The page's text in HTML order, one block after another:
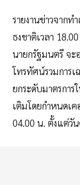
รายงานข่าวจากท
ธงชาติเวลา
นายกรัฐมนตรี จ
โทรทัศน์รวมการ
ยกระดับมาตรกา
เติมโดยกำหนดเค
04.00 น. ตั้งแต่วั